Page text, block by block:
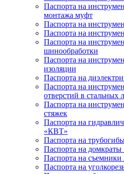
Паспорта на
монтажа муфт
Паспорта на
Паспорта на
Паспорта на
шинообработки
Паспорта на
изоляции
Паспорта на
Паспорта на
отверстий в стальных
Паспорта на
стяжек
Паспорта на
«КВТ»
Паспорта на
Паспорта на
Паспорта на
Паспорта на